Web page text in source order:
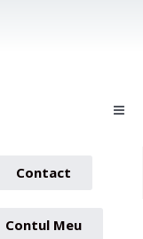
Contact
Contul Meu